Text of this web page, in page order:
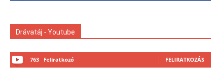
Drávatáj - Youtube
763 Feliratkozó FELIRATKOZÁS